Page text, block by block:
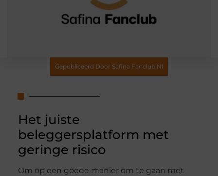
Gepubliceerd Door Safina Fanclub.nl
Het juiste
beleggersplatform met
geringe risico
Om op een goede manier om te gaan met